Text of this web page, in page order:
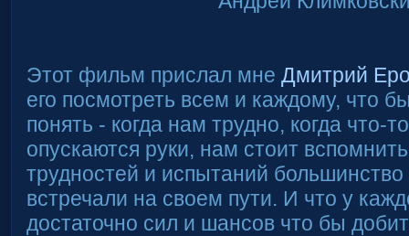
Этот фильм прислал мне Дмитрий
его посмотреть всем и каждому, что
понять - когда нам трудно, когда что-
опускаются руки, нам стоит
трудностей и испытаний
встречали на своем пути. И что у
достаточно сил и шансов что бы